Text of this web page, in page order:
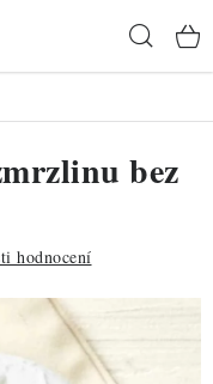
bez
hodnocení